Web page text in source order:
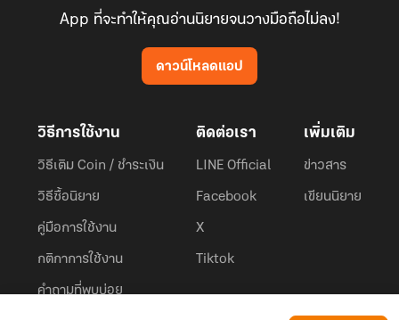
App ที่จะทำให้คุณอ่านนิยายจนวางมือถือไม่ลง!
ดาวน์โหลดแอป
วิธีการใช้งาน
วิธีเติม Coin / ชำระเงิน
วิธีซื้อนิยาย
คู่มือการใช้งาน
กติกาการใช้งาน
คำถามที่พบบ่อย
ติดต่อเรา
LINE Official
Facebook
X
Tiktok
เพิ่มเติม
ข่าวสาร
เขียนนิยาย